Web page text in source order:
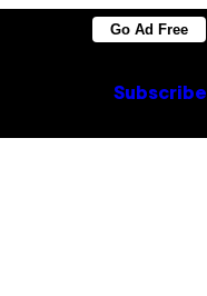
Go Ad Free
Subscribe